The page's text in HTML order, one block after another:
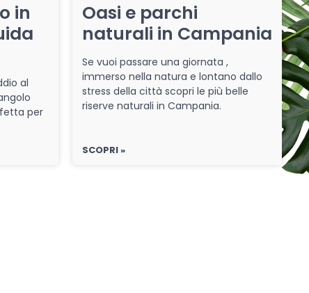
in
al
per
Oasi e parchi
naturali in Campania
Se vuoi passare una giornata ,
immerso nella natura e lontano dallo
stress della città scopri le più belle
riserve naturali in Campania.
SCOPRI »